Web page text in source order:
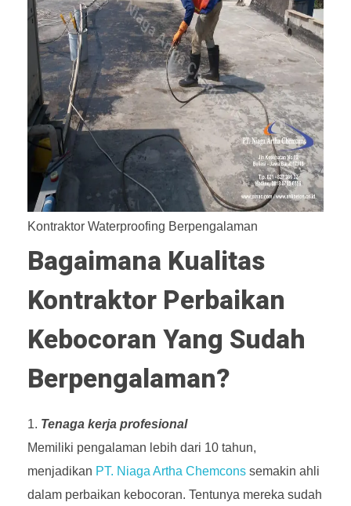
Kontraktor Waterproofing Berpengalaman
Bagaimana Kualitas
Kontraktor Perbaikan
Kebocoran Yang Sudah
Berpengalaman?
Tenaga kerja profesional
Memiliki pengalaman lebih dari 10 tahun,
menjadikan PT. Niaga Artha Chemcons semakin ahli
dalam perbaikan kebocoran. Tentunya mereka sudah